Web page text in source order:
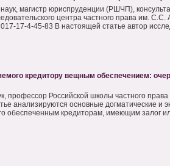
магистр юриспруденции (РШЧП),
центра частного права им. С.С.
17-4-45-83 В настоящей статье автор
кредитору вещным обеспечением:
профессор Российской школы частного права
анализируются основные догматические и
обеспеченным кредиторам, имеющим залог